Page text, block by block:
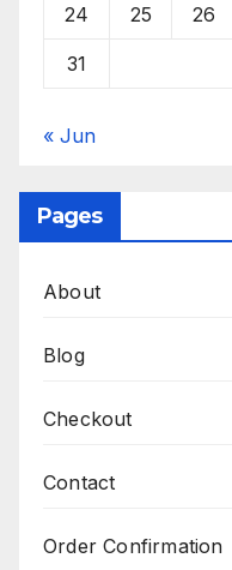
24 25 26
31
« Jun
Pages
About
Blog
Checkout
Contact
Order Confirmation